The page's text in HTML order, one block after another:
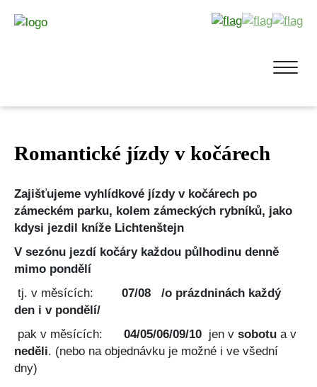
Romantické jízdy v kočárech
Zajišťujeme vyhlídkové jízdy v kočárech po
zámeckém parku, kolem zámeckých rybníků, jako
kdysi jezdil kníže Lichtenštejn
V sezónu jezdí kočáry každou půlhodinu denně
mimo pondělí
tj. v měsících: 07/08 /o prázdninách každý
den i v pondělí/
pak v měsících:
04/05/06/09/10 jen v sobotu a v
neděli. (nebo na objednávku je možné i ve všední
dny)